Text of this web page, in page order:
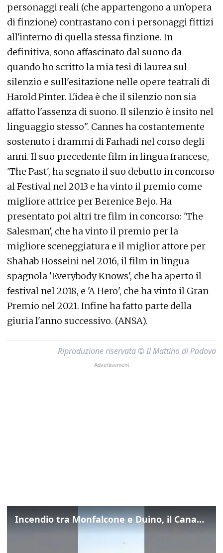
personaggi reali (che appartengono a un'opera
di finzione) contrastano con i personaggi fittizi
all'interno di quella stessa finzione. In
definitiva, sono affascinato dal suono da
quando ho scritto la mia tesi di laurea sul
silenzio e sull'esitazione nelle opere teatrali di
Harold Pinter. L'idea è che il silenzio non sia
affatto l'assenza di suono. Il silenzio è insito nel
linguaggio stesso". Cannes ha costantemente
sostenuto i drammi di Farhadi nel corso degli
anni. Il suo precedente film in lingua francese,
'The Past', ha segnato il suo debutto in concorso
al Festival nel 2013 e ha vinto il premio come
migliore attrice per Berenice Bejo. Ha
presentato poi altri tre film in concorso: 'The
Salesman', che ha vinto il premio per la
migliore sceneggiatura e il miglior attore per
Shahab Hosseini nel 2016, il film in lingua
spagnola 'Everybody Knows', che ha aperto il
festival nel 2018, e 'A Hero', che ha vinto il Gran
Premio nel 2021. Infine ha fatto parte della
giuria l'anno successivo. (ANSA).
Riproduzione riservata © Il Mattino di Padova
Incendio tra Monfalcone e Duino, il Canadair in azione per fermare le fiamme sul fronte dell’A4